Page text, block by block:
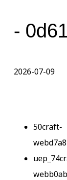
-
2026-07-09
50craft-